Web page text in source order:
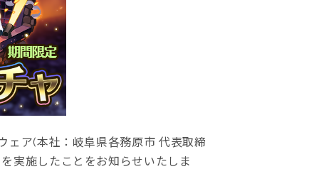
ェア(本社：岐阜県各務原市 代表取締
実施したことをお知らせいたしま